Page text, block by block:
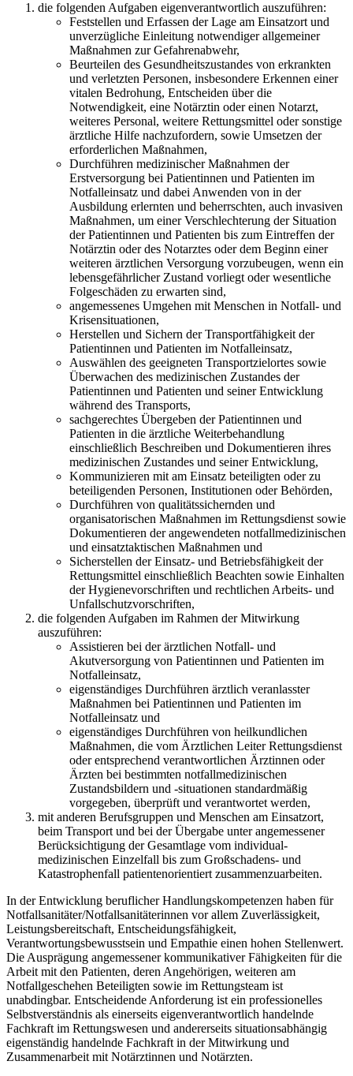
die folgenden Aufgaben eigenverantwortlich auszuführen:
Feststellen und Erfassen der Lage am Einsatzort und
unverzügliche Einleitung notwendiger allgemeiner
Maßnahmen zur Gefahrenabwehr,
Beurteilen des Gesundheitszustandes von erkrankten
und verletzten Personen, insbesondere Erkennen einer
vitalen Bedrohung, Entscheiden über die
Notwendigkeit, eine Notärztin oder einen Notarzt,
weiteres Personal, weitere Rettungsmittel oder sonstige
ärztliche Hilfe nachzufordern, sowie Umsetzen der
erforderlichen Maßnahmen,
Durchführen medizinischer Maßnahmen der
Erstversorgung bei Patientinnen und Patienten im
Notfalleinsatz und dabei Anwenden von in der
Ausbildung erlernten und beherrschten, auch invasiven
Maßnahmen, um einer Verschlechterung der Situation
der Patientinnen und Patienten bis zum Eintreffen der
Notärztin oder des Notarztes oder dem Beginn einer
weiteren ärztlichen Versorgung vorzubeugen, wenn ein
lebensgefährlicher Zustand vorliegt oder wesentliche
Folgeschäden zu erwarten sind,
angemessenes Umgehen mit Menschen in Notfall- und
Krisensituationen,
Herstellen und Sichern der Transportfähigkeit der
Patientinnen und Patienten im Notfalleinsatz,
Auswählen des geeigneten Transportzielortes sowie
Überwachen des medizinischen Zustandes der
Patientinnen und Patienten und seiner Entwicklung
während des Transports,
sachgerechtes Übergeben der Patientinnen und
Patienten in die ärztliche Weiterbehandlung
einschließlich Beschreiben und Dokumentieren ihres
medizinischen Zustandes und seiner Entwicklung,
Kommunizieren mit am Einsatz beteiligten oder zu
beteiligenden Personen, Institutionen oder Behörden,
Durchführen von qualitätssichernden und
organisatorischen Maßnahmen im Rettungsdienst sowie
Dokumentieren der angewendeten notfallmedizinischen
und einsatztaktischen Maßnahmen und
Sicherstellen der Einsatz- und Betriebsfähigkeit der
Rettungsmittel einschließlich Beachten sowie Einhalten
der Hygienevorschriften und rechtlichen Arbeits- und
Unfallschutzvorschriften,
die folgenden Aufgaben im Rahmen der Mitwirkung
auszuführen:
Assistieren bei der ärztlichen Notfall- und
Akutversorgung von Patientinnen und Patienten im
Notfalleinsatz,
eigenständiges Durchführen ärztlich veranlasster
Maßnahmen bei Patientinnen und Patienten im
Notfalleinsatz und
eigenständiges Durchführen von heilkundlichen
Maßnahmen, die vom Ärztlichen Leiter Rettungsdienst
oder entsprechend verantwortlichen Ärztinnen oder
Ärzten bei bestimmten notfallmedizinischen
Zustandsbildern und -situationen standardmäßig
vorgegeben, überprüft und verantwortet werden,
mit anderen Berufsgruppen und Menschen am Einsatzort,
beim Transport und bei der Übergabe unter angemessener
Berücksichtigung der Gesamtlage vom individual-
medizinischen Einzelfall bis zum Großschadens- und
Katastrophenfall patientenorientiert zusammenzuarbeiten.
In der Entwicklung beruflicher Handlungskompetenzen haben für
Notfallsanitäter/Notfallsanitäterinnen vor allem Zuverlässigkeit,
Leistungsbereitschaft, Entscheidungsfähigkeit,
Verantwortungsbewusstsein und Empathie einen hohen Stellenwert.
Die Ausprägung angemessener kommunikativer Fähigkeiten für die
Arbeit mit den Patienten, deren Angehörigen, weiteren am
Notfallgeschehen Beteiligten sowie im Rettungsteam ist
unabdingbar. Entscheidende Anforderung ist ein professionelles
Selbstverständnis als einerseits eigenverantwortlich handelnde
Fachkraft im Rettungswesen und andererseits situationsabhängig
eigenständig handelnde Fachkraft in der Mitwirkung und
Zusammenarbeit mit Notärztinnen und Notärzten.